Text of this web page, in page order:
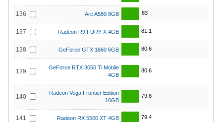
136 Arc A580 8GB 83
137 Radeon R9 FURY X 4GB 81.1
138 GeForce GTX 1660 6GB 80.6
139
GeForce RTX 3050 Ti Mobile
4GB
80.6
140
Radeon Vega Frontier Edition
16GB
79.8
141 Radeon RX 5500 XT 4GB 79.4